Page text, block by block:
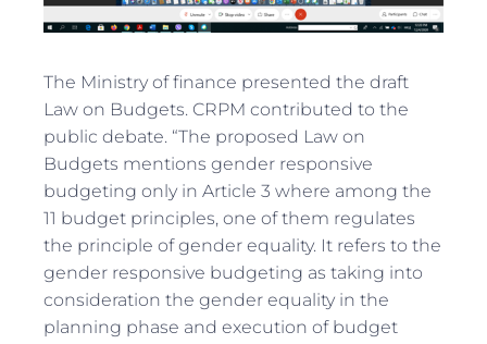
The Ministry of finance presented the draft
Law on Budgets. CRPM contributed to the
public debate. “The proposed Law on
Budgets mentions gender responsive
budgeting only in Article 3 where among the
11 budget principles, one of them regulates
the principle of gender equality. It refers to the
gender responsive budgeting as taking into
consideration the gender equality in the
planning phase and execution of budget